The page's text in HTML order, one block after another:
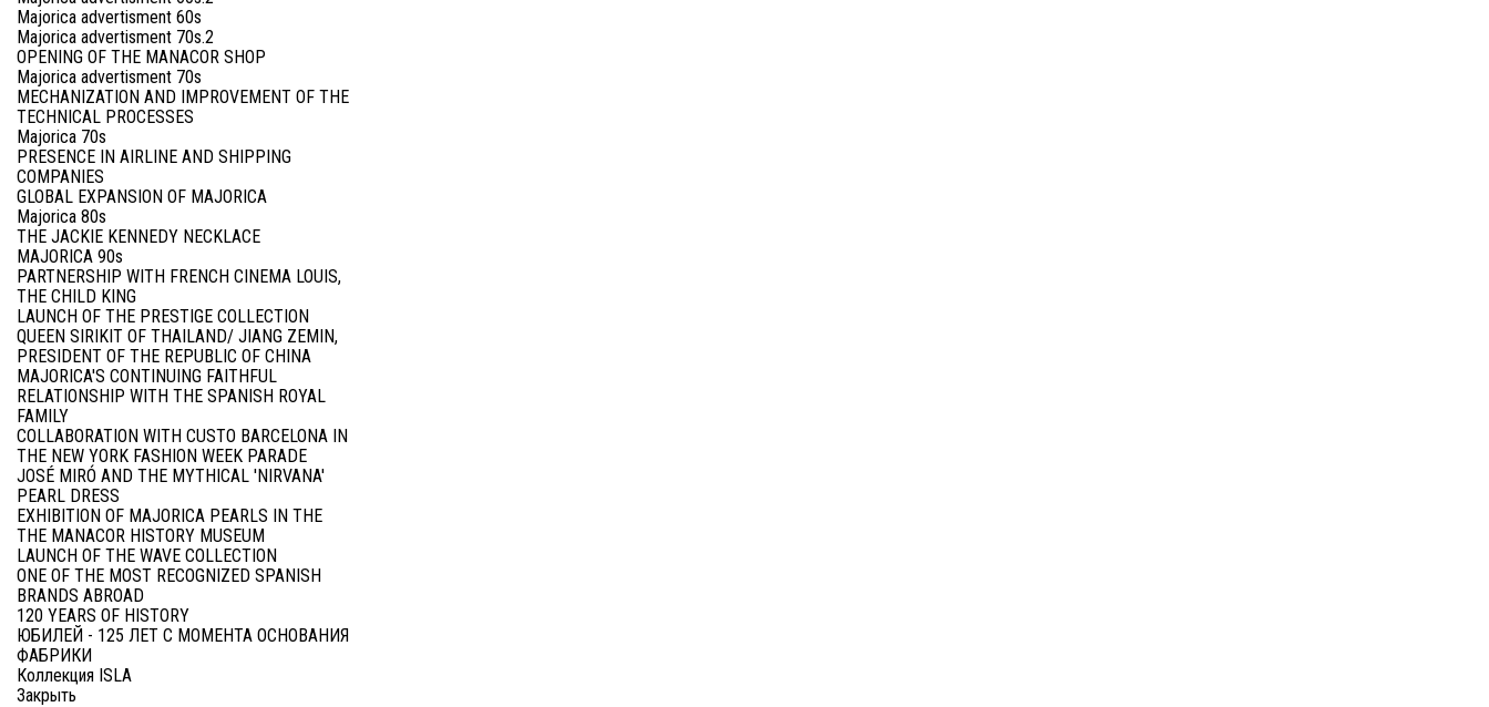
Majorica advertisment 60s
Majorica advertisment 70s.2
OPENING OF THE MANACOR SHOP
Majorica advertisment 70s
MECHANIZATION AND IMPROVEMENT OF THE
TECHNICAL PROCESSES
Majorica 70s
PRESENCE IN AIRLINE AND SHIPPING
COMPANIES
GLOBAL EXPANSION OF MAJORICA
Majorica 80s
THE JACKIE KENNEDY NECKLACE
MAJORICA 90s
PARTNERSHIP WITH FRENCH CINEMA LOUIS,
THE CHILD KING
LAUNCH OF THE PRESTIGE COLLECTION
QUEEN SIRIKIT OF THAILAND/ JIANG ZEMIN,
PRESIDENT OF THE REPUBLIC OF CHINA
MAJORICA'S CONTINUING FAITHFUL
RELATIONSHIP WITH THE SPANISH ROYAL
FAMILY
COLLABORATION WITH CUSTO BARCELONA IN
THE NEW YORK FASHION WEEK PARADE
JOSÉ MIRÓ AND THE MYTHICAL 'NIRVANA'
PEARL DRESS
EXHIBITION OF MAJORICA PEARLS IN THE
THE MANACOR HISTORY MUSEUM
LAUNCH OF THE WAVE COLLECTION
ONE OF THE MOST RECOGNIZED SPANISH
BRANDS ABROAD
120 YEARS OF HISTORY
ЮБИЛЕЙ - 125 ЛЕТ С МОМЕНТА ОСНОВАНИЯ
ФАБРИКИ
Коллекция ISLA
Закрыть